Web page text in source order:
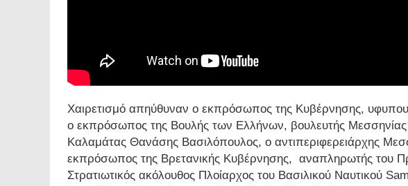
Χαιρετισμό απηύθυναν ο εκπρόσωπος της Κυβέρνησης,
ο εκπρόσωπος της Βουλής των Ελλήνων, βουλευτής
Καλαμάτας Θανάσης Βασιλόπουλος, ο αντιπεριφερειάρχης
εκπρόσωπος της Βρετανικής Κυβέρνησης, αναπληρωτής του
Στρατιωτικός ακόλουθος Πλοίαρχος του Βασιλικού Ναυτικού